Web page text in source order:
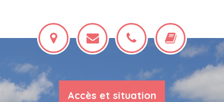
Accès et situation